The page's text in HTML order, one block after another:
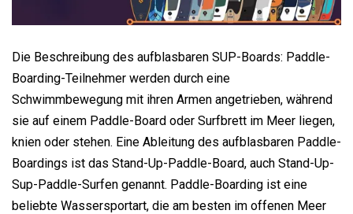
Die Beschreibung des aufblasbaren SUP-Boards: Paddle-
Boarding-Teilnehmer werden durch eine
Schwimmbewegung mit ihren Armen angetrieben, während
sie auf einem Paddle-Board oder Surfbrett im Meer liegen,
knien oder stehen. Eine Ableitung des aufblasbaren Paddle-
Boardings ist das Stand-Up-Paddle-Board, auch Stand-Up-
Sup-Paddle-Surfen genannt. Paddle-Boarding ist eine
beliebte Wassersportart, die am besten im offenen Meer